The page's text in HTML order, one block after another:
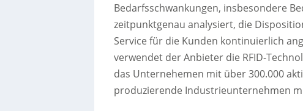
Bedarfsschwankungen, insbesondere
zeitpunktgenau analysiert, die
Service für die Kunden kontinuierlich
verwendet der Anbieter die RFID-
das Unternehemen mit über 300.000
produzierende Industrieunternehmen